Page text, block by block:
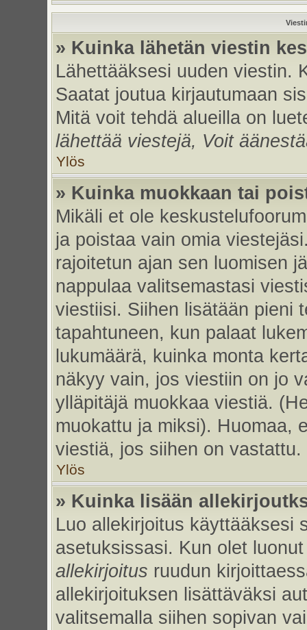
» Kuinka lähetän viestin
Lähettääksesi uuden viestin.
Saatat joutua kirjautumaan
Mitä voit tehdä alueilla on
lähettää viestejä, Voit
Ylös
» Kuinka muokkaan tai
Mikäli et ole
ja poistaa vain omia
rajoitetun ajan sen luomisen
nappulaa valitsemastasi
viestiisi. Siihen lisätään pieni
tapahtuneen, kun palaat
lukumäärä, kuinka monta
näkyy vain, jos viestiin on jo
ylläpitäjä muokkaa viestiä.
muokattu ja miksi). Huomaa,
viestiä, jos siihen on vastattu.
Ylös
» Kuinka lisään
Luo allekirjoitus käyttääksesi
asetuksissasi. Kun olet
allekirjoitus ruudun
allekirjoituksen lisättäväksi
valitsemalla siihen sopivan